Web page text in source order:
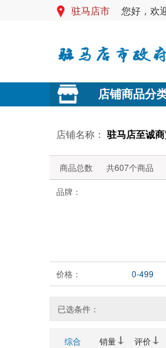
 驻马店市 您好，欢
店铺商品分
店铺名称： 驻马店至诚
商品总数 共607个商品
品牌：
价格： 0-499
已选条件：
综合 销量 评价